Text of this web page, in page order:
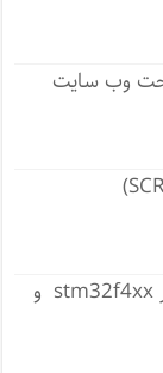
تحت وب سایت
راه اندازی واحد ADC میکروکنترلر stm32f4xx و